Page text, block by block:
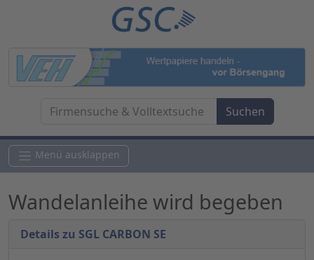
Menü ausklappen
Wandelanleihe wird begeben
Details zu SGL CARBON SE